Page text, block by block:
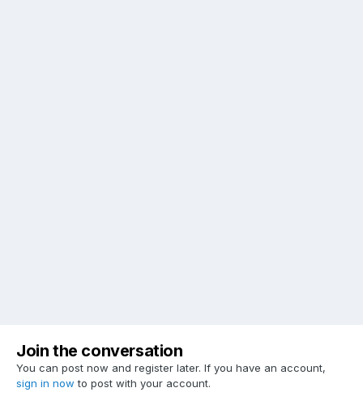
Join the conversation
You can post now and register later. If you have an account,
sign in now to post with your account.